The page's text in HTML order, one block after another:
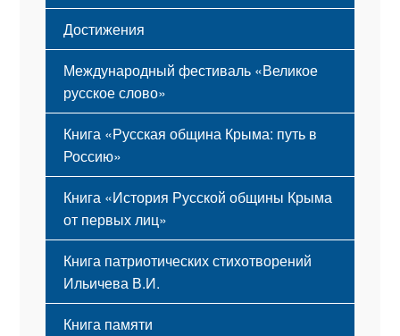
Достижения
Международный фестиваль «Великое
русское слово»
Книга «Русская община Крыма: путь в
Россию»
Книга «История Русской общины Крыма
от первых лиц»
Книга патриотических стихотворений
Ильичева В.И.
Книга памяти